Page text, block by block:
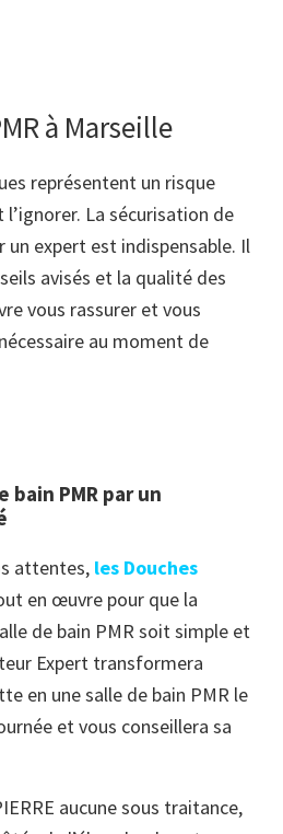
à Marseille
représentent un risque
La sécurisation de
un expert est indispensable. Il
avisés et la qualité des
vous rassurer et vous
au moment de
PMR par un
attentes, les Douches
en œuvre pour que la
de bain PMR soit simple et
Expert transformera
en une salle de bain PMR le
et vous conseillera sa
aucune sous traitance,